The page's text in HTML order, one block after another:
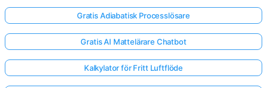
Gratis Adiabatisk Processlösare
Gratis AI Mattelärare Chatbot
Kalkylator för Fritt Luftflöde